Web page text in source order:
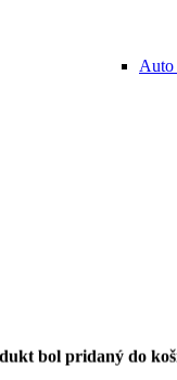
Auto
bol pridaný do